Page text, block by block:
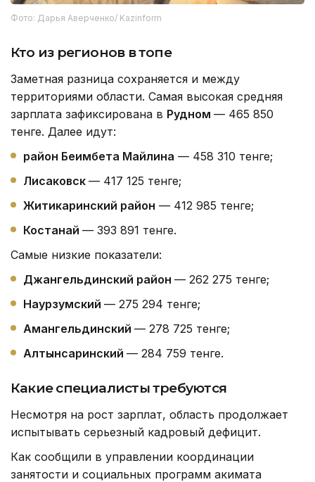
Фото: Дарья Аверченко/ Kazinform
Кто из регионов в топе
Заметная разница сохраняется и между
территориями области. Самая высокая средняя
зарплата зафиксирована в Рудном — 465 850
тенге. Далее идут:
район Беимбета Майлина — 458 310 тенге;
Лисаковск — 417 125 тенге;
Житикаринский район — 412 985 тенге;
Костанай — 393 891 тенге.
Самые низкие показатели:
Джангельдинский район — 262 275 тенге;
Наурзумский — 275 294 тенге;
Амангельдинский — 278 725 тенге;
Алтынсаринский — 284 759 тенге.
Какие специалисты требуются
Несмотря на рост зарплат, область продолжает
испытывать серьезный кадровый дефицит.
Как сообщили в управлении координации
занятости и социальных программ акимата